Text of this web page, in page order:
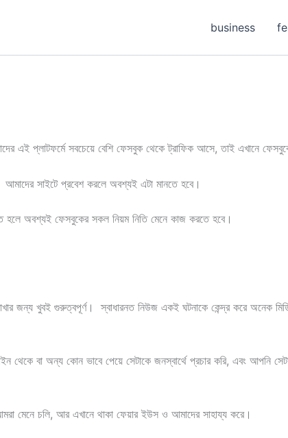
business
এই প্লাটফর্মে সবচেয়ে বেশি ফেসবুক থেকে ট্রাফিক আসে, তাই এখানে
সাইটে প্রবেশ করলে অবশ্যই এটা মানতে হবে।
হলে অবশ্যই ফেসবুকের সকল নিয়ম নিতি মেনে কাজ করতে হবে।
জন্য খুবই গুরুত্বপূর্ণ। স্বাধারনত নিউজ একই ঘটনাকে কেন্দ্র করে অনেক
বা অন্য কোন ভাবে পেয়ে সেটাকে জনস্বার্থে প্রচার করি, এবং আপনি
মেনে চলি, আর এখানে থাকা ফেয়ার ইউস ও আমাদের সাহায্য করে।